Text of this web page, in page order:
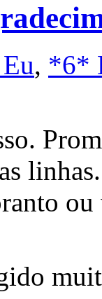
, *6*
linhas.
ou